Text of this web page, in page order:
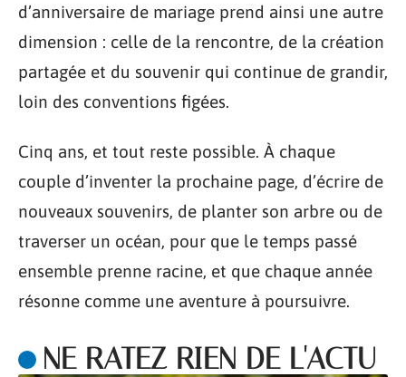
d’anniversaire de mariage prend ainsi une autre
dimension : celle de la rencontre, de la création
partagée et du souvenir qui continue de grandir,
loin des conventions figées.
Cinq ans, et tout reste possible. À chaque
couple d’inventer la prochaine page, d’écrire de
nouveaux souvenirs, de planter son arbre ou de
traverser un océan, pour que le temps passé
ensemble prenne racine, et que chaque année
résonne comme une aventure à poursuivre.
NE RATEZ RIEN DE L'ACTU